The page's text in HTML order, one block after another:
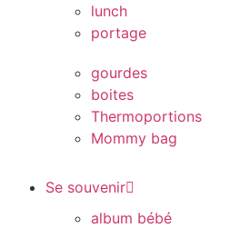
lunch
portage
gourdes
boites
Thermoportions
Mommy bag
Se souvenir
album bébé